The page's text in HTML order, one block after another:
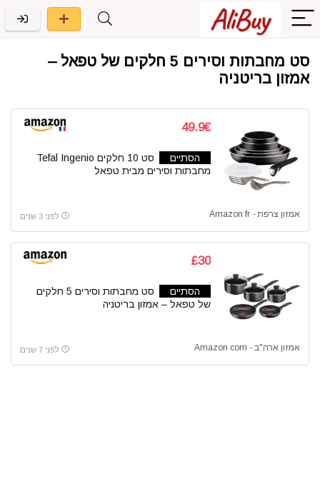
סט מחבתות וסירים 5 חלקים של טפאל –
אמזון בריטניה
49.9€
הסתיים
סט 10 חלקים Tefal Ingenio
מחבתות וסירים מבית טפאל
אמזון צרפת - Amazon fr לפני 3 שנים
£30
הסתיים
סט מחבתות וסירים 5 חלקים
של טפאל – אמזון בריטניה
אמזון ארה"ב - Amazon com לפני 7 שנים